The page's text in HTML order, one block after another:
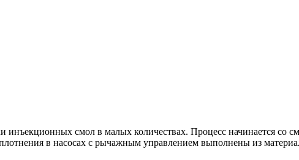
смол в малых количествах. Процесс начинается со
в насосах с рычажным управлением выполнены из